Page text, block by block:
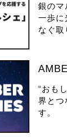
銀のマ
一歩に
なぐ取
“おも
界とつ
す。